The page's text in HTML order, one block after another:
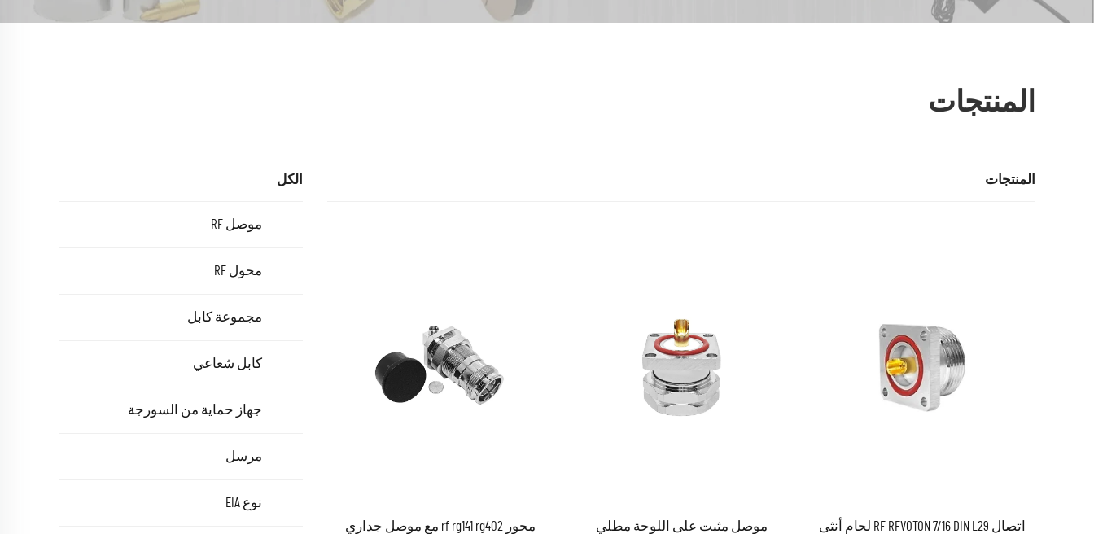
المنتجات
الكل
موصل RF
محول RF
مجموعة كابل
كابل شعاعي
جهاز حماية من السورجة
مرسل
نوع EIA
المنتجات
اتصال RF RFVOTON 7/16 DIN L29 لحام أنثى
موصل مثبت على اللوحة مطلي
محور rf rg141 rg402 مع موصل جداري